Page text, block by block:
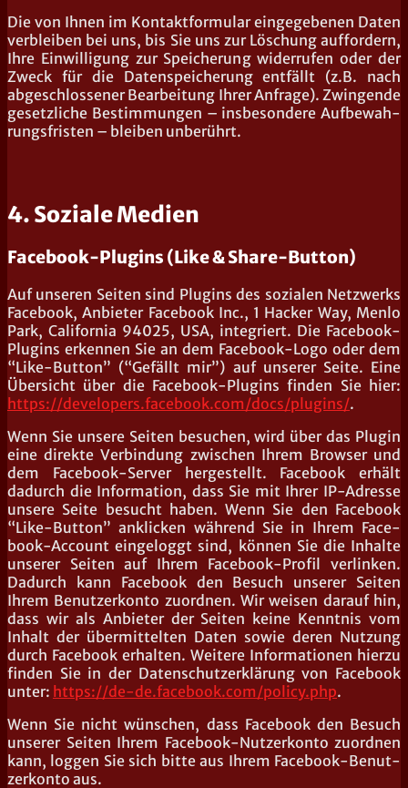
Die von Ihnen im Kon­takt­for­mu­lar ein­ge­ge­be­nen Daten
ver­blei­ben bei uns, bis Sie uns zur Löschung auf­for­dern,
Ihre Ein­wil­li­gung zur Spei­che­rung wider­ru­fen oder der
Zweck für die Daten­spei­che­rung ent­fällt (z.B. nach
abge­schlos­se­ner Bear­bei­tung Ihrer Anfra­ge). Zwin­gen­de
gesetz­li­che Bestim­mun­gen – ins­be­son­de­re Auf­be­wah­
rungs­fris­ten – blei­ben unberührt.
4. Soziale Medien
Facebook-Plugins (Like & Share-Button)
Auf unse­ren Sei­ten sind Plug­ins des sozia­len Netz­werks
Face­book, Anbie­ter Face­book Inc., 1 Hacker Way, Men­lo
Park, Cali­for­nia 94025, USA, inte­griert. Die Face­book-
Plug­ins erken­nen Sie an dem Face­book-Logo oder dem
“Like-But­ton” (“Gefällt mir”) auf unse­rer Sei­te. Eine
Über­sicht über die Face­book-Plug­ins fin­den Sie hier:
https://developers.facebook.com/docs/plugins/.
Wenn Sie unse­re Sei­ten besu­chen, wird über das Plug­in
eine direk­te Ver­bin­dung zwi­schen Ihrem Brow­ser und
dem Face­book-Ser­ver her­ge­stellt. Face­book erhält
dadurch die Infor­ma­ti­on, dass Sie mit Ihrer IP-Adres­se
unse­re Sei­te besucht haben. Wenn Sie den Face­book
“Like-But­ton” ankli­cken wäh­rend Sie in Ihrem Face­
book-Account ein­ge­loggt sind, kön­nen Sie die Inhal­te
unse­rer Sei­ten auf Ihrem Face­book-Pro­fil ver­lin­ken.
Dadurch kann Face­book den Besuch unse­rer Sei­ten
Ihrem Benut­zer­kon­to zuord­nen. Wir wei­sen dar­auf hin,
dass wir als Anbie­ter der Sei­ten kei­ne Kennt­nis vom
Inhalt der über­mit­tel­ten Daten sowie deren Nut­zung
durch Face­book erhal­ten. Wei­te­re Infor­ma­tio­nen hier­zu
fin­den Sie in der Daten­schutz­er­klä­rung von Face­book
unter: https://de-de.facebook.com/policy.php.
Wenn Sie nicht wün­schen, dass Face­book den Besuch
unse­rer Sei­ten Ihrem Face­book-Nut­zer­kon­to zuord­nen
kann, log­gen Sie sich bit­te aus Ihrem Face­book-Benut­
zer­kon­to aus.